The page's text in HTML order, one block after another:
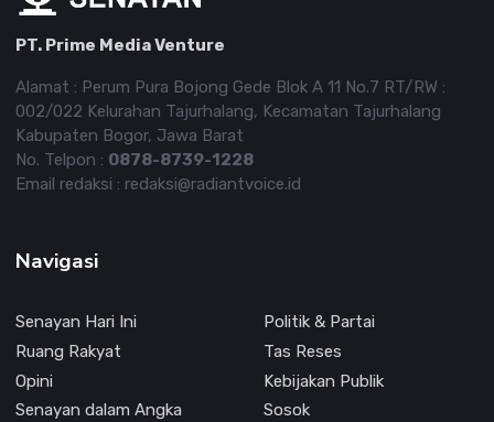
PT. Prime Media Venture
Alamat : Perum Pura Bojong Gede Blok A 11 No.7 RT/RW :
002/022 Kelurahan Tajurhalang, Kecamatan Tajurhalang
Kabupaten Bogor, Jawa Barat
No. Telpon : 0878-8739-1228
Email redaksi : redaksi@radiantvoice.id
Navigasi
Senayan Hari Ini
Politik & Partai
Ruang Rakyat
Tas Reses
Opini
Kebijakan Publik
Senayan dalam Angka
Sosok